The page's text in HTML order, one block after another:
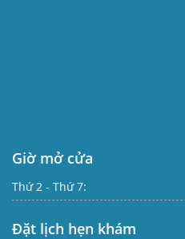
Giờ mở cửa
Thứ 2 - Thứ 7:
Đặt lịch hẹn khám